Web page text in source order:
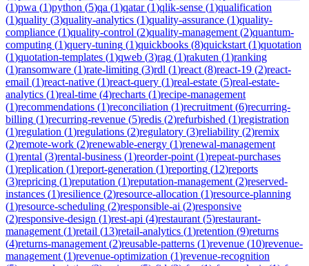
(1)pwa (1)python (5)qa (1)qatar(1)qlik-sense (1)qualification
(1)quality (3)quality-analytics (1)quality-assurance (1)quality-
compliance (1)quality-control (2)quality-management (2)quantum-
computing (1)query-tuning (1)quickbooks (8)quickstart (1)quotation
(1)quotation-templates (1)qweb (3)rag (1)rakuten (1)ranking
(1)ransomware (1)rate-limiting (3)rdl (1)react (8)react-19 (2)react-
email (1)react-native (1)react-query (1)real-estate (5)real-estate-
analytics (1)real-time (4)recharts (1)recipe-management
(1)recommendations (1)reconciliation (1)recruitment (6)recurring-
billing (1)recurring-revenue (5)redis (2)refurbished (1)registration
(1)regulation (1)regulations (2)regulatory (3)reliability (2)remix
(2)remote-work (2)renewable-energy (1)renewal-management
(1)rental (3)rental-business (1)reorder-point (1)repeat-purchases
(1)replication (1)report-generation (1)reporting (12)reports
(3)repricing (1)reputation (1)reputation-management (2)reserved-
instances (1)resilience (2)resource-allocation (1)resource-planning
(1)resource-scheduling (2)responsible-ai (2)responsive
(2)responsive-design (1)rest-api (4)restaurant (5)restaurant-
management (1)retail (13)retail-analytics (1)retention (9)returns
(4)returns-management (2)reusable-patterns (1)revenue (10)revenue-
management (1)revenue-optimization (1)revenue-recognition